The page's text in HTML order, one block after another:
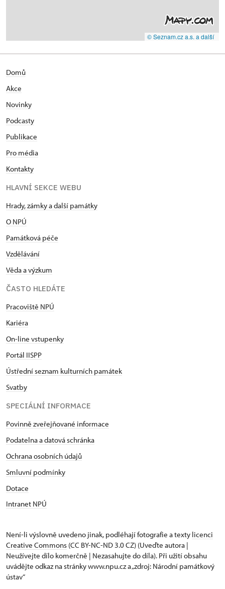
© Seznam.cz a.s. a další
Domů
Akce
Novinky
Podcasty
Publikace
Pro média
Kontakty
HLAVNÍ SEKCE WEBU
Hrady, zámky a další památky
O NPÚ
Památková péče
Vzdělávání
Věda a výzkum
ČASTO HLEDÁTE
Pracoviště NPÚ
Kariéra
On-line vstupenky
Portál IISPP
Ústřední seznam kulturních památek
Svatby
SPECIÁLNÍ INFORMACE
Povinně zveřejňované informace
Podatelna a datová schránka
Ochrana osobních údajů
Smluvní podmínky
Dotace
Intranet NPÚ
Není-li výslovně uvedeno jinak, podléhají fotografie a texty licenci
Creative Commons (CC BY-NC-ND 3.0 CZ) (Uveďte autora |
Neužívejte dílo komerčně | Nezasahujte do díla). Při užití obsahu
uvádějte odkaz na stránky www.npu.cz a „zdroj: Národní památkový
ústav“